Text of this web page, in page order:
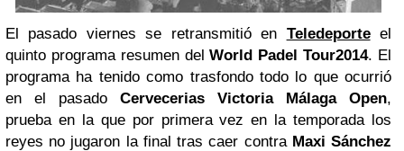
El pasado viernes se retransmitió en Teledeporteel
quinto programa resumen delWorld Padel Tour2014. El
programa ha tenido como trasfondo todo lo que ocurrió
en el pasado Cervecerias Victoria Málaga Open,
prueba en la que por primera vez en la temporada los
reyes no jugaron la final tras caer contra Maxi Sánchez